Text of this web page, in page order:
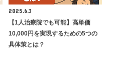
2025.6.3
【1人治療院でも可能】高単価
10,000円を実現するための5つの
具体策とは？